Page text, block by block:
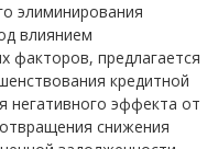
элиминирования
влиянием
факторов, предлагается
кредитной
негативного эффекта от
снижения